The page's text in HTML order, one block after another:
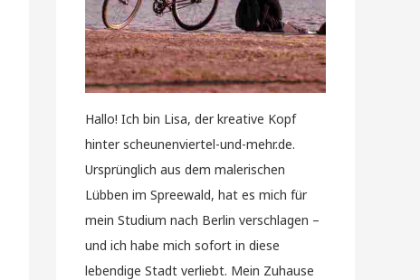
Hallo! Ich bin Lisa, der kreative Kopf
hinter scheunenviertel-und-mehr.de.
Ursprünglich aus dem malerischen
Lübben im Spreewald, hat es mich für
mein Studium nach Berlin verschlagen –
und ich habe mich sofort in diese
lebendige Stadt verliebt. Mein Zuhause